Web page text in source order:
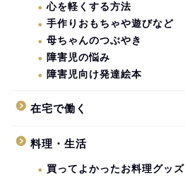
心を軽くする方法
手作りおもちゃや遊びなど
母ちゃんのつぶやき
障害児の悩み
障害児向け発達絵本
在宅で働く
料理・生活
買ってよかったお料理グッズ